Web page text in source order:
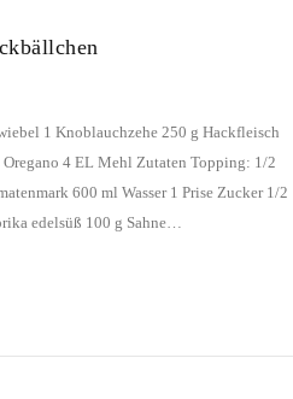
1 Knoblauchzehe 250 g Hackfleisch
4 EL Mehl Zutaten Topping: 1/2
600 ml Wasser 1 Prise Zucker 1/2
edelsüß 100 g Sahne…